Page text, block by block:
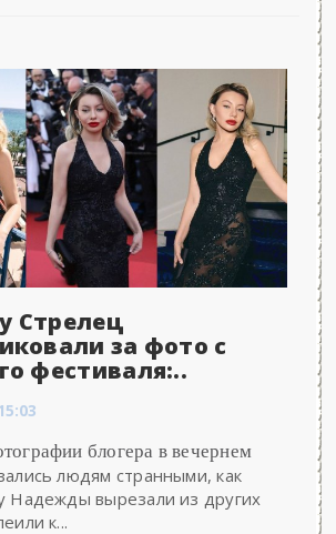
Стрелец
за фото с
фестиваля:..
блогера в вечернем
людям странными, как
Надежды вырезали из других
к...